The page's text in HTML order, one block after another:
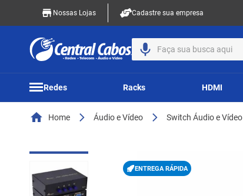
Nossas Lojas Cadastre sua empresa
Faça sua busca aqui
Redes Racks HDMI
Home Áudio e Vídeo Switch Áudio e Vídeo
ENTREGA RÁPIDA